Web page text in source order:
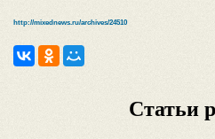
http://mixednews.ru/archives/24510
Статьи